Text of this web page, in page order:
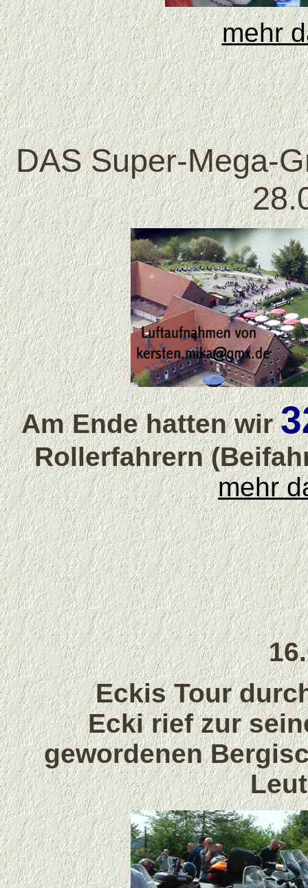
mehr
DAS Super-Mega-
Am Ende hatten wir
Rollerfahrern
mehr
Eckis Tour
Ecki rief zur
gewordenen